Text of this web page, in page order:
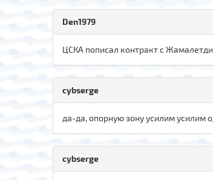
Den1979
ЦСКА пописал контракт с
cybserge
да-да, опорную зону усилим усилим
cybserge